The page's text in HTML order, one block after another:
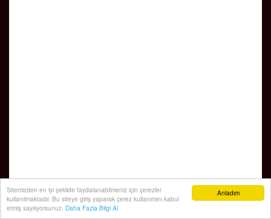
Anladım
Sitemizden en iyi şekilde faydalanabilmeniz için çerezler
kullanılmaktadır. Bu siteye giriş yaparak çerez kullanımını kabul
etmiş sayılıyorsunuz. Daha Fazla Bilgi Al